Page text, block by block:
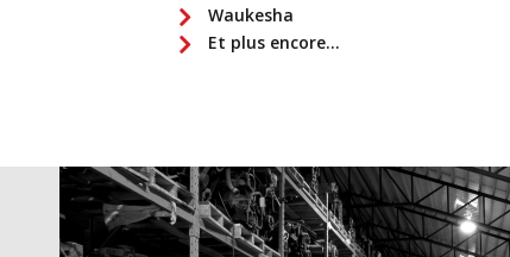
Waukesha
Et plus encore...